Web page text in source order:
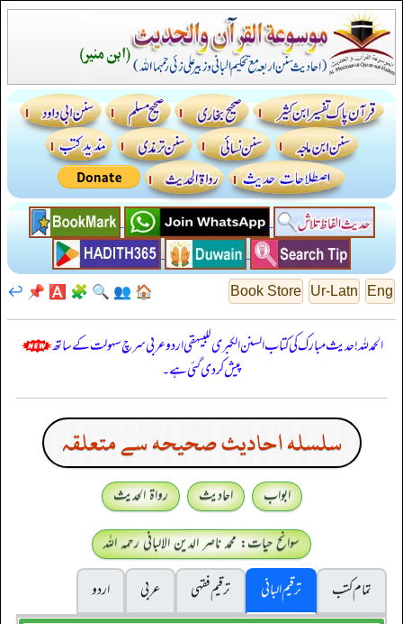
Eng
Ur-Latn
Book Store
🏠
👥
🔍
🧩
🅰️
📌
↩️
الحمدللہ! حدیث مبارک کی کتاب السنن الكبرى للبيهقي اردو عربی سرچ سہولت کے ساتھ
پیش کر دی گئی ہے۔
سلسله احاديث صحيحه سے متعلقہ
ابواب احادیث
رواۃ الحدیث
سوانح حیات: محمد ناصر الدین الالبانی رحمہ اللہ
تمام کتب
ترقیم البانی ترقيم فقہی عربی
اردو